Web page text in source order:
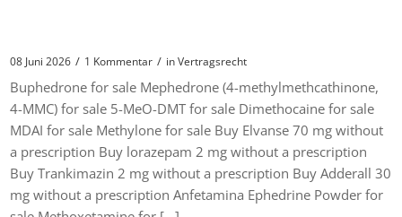
08 Juni 2026 / 1 Kommentar / inVertragsrecht
Buphedrone for sale Mephedrone (4-methylmethcathinone,
4-MMC) for sale 5-MeO-DMT for sale Dimethocaine for sale
MDAI for sale Methylone for sale Buy Elvanse 70 mg without
a prescription Buy lorazepam 2 mg without a prescription
Buy Trankimazin 2 mg without a prescription Buy Adderall 30
mg without a prescription Anfetamina Ephedrine Powder for